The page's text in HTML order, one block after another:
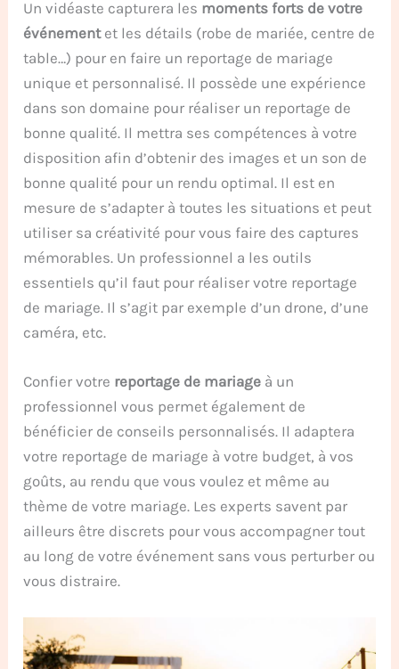
Un vidéaste capturera les moments forts de votre
événementet les détails (robe de mariée, centre de
table…) pour en faire un reportage de mariage
unique et personnalisé. Il possède une expérience
dans son domaine pour réaliser un reportage de
bonne qualité. Il mettra ses compétences à votre
disposition afin d’obtenir des images et un son de
bonne qualité pour un rendu optimal. Il est en
mesure de s’adapter à toutes les situations et peut
utiliser sa créativité pour vous faire des captures
mémorables. Un professionnel a les outils
essentiels qu’il faut pour réaliser votre reportage
de mariage. Il s’agit par exemple d’un drone, d’une
caméra, etc.
Confier votre reportage de mariage à un
professionnel vous permet également de
bénéficier de conseils personnalisés. Il adaptera
votre reportage de mariage à votre budget, à vos
goûts, au rendu que vous voulez et même au
thème de votre mariage. Les experts savent par
ailleurs être discrets pour vous accompagner tout
au long de votre événement sans vous perturber ou
vous distraire.